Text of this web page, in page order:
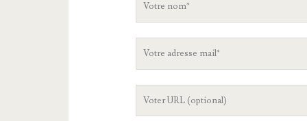
n
m
V
L